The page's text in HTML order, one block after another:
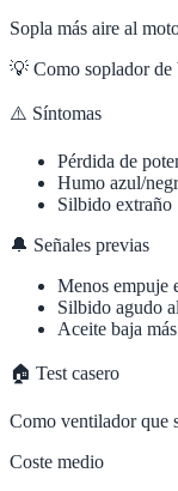
Sopla más aire al
💡 Como soplador de
⚠️ Síntomas
Pérdida de
Humo azul/
Silbido extraño
🔔 Señales previas
Menos empuje
Silbido agudo
Aceite baja
🏠 Test casero
Como ventilador que
Coste medio